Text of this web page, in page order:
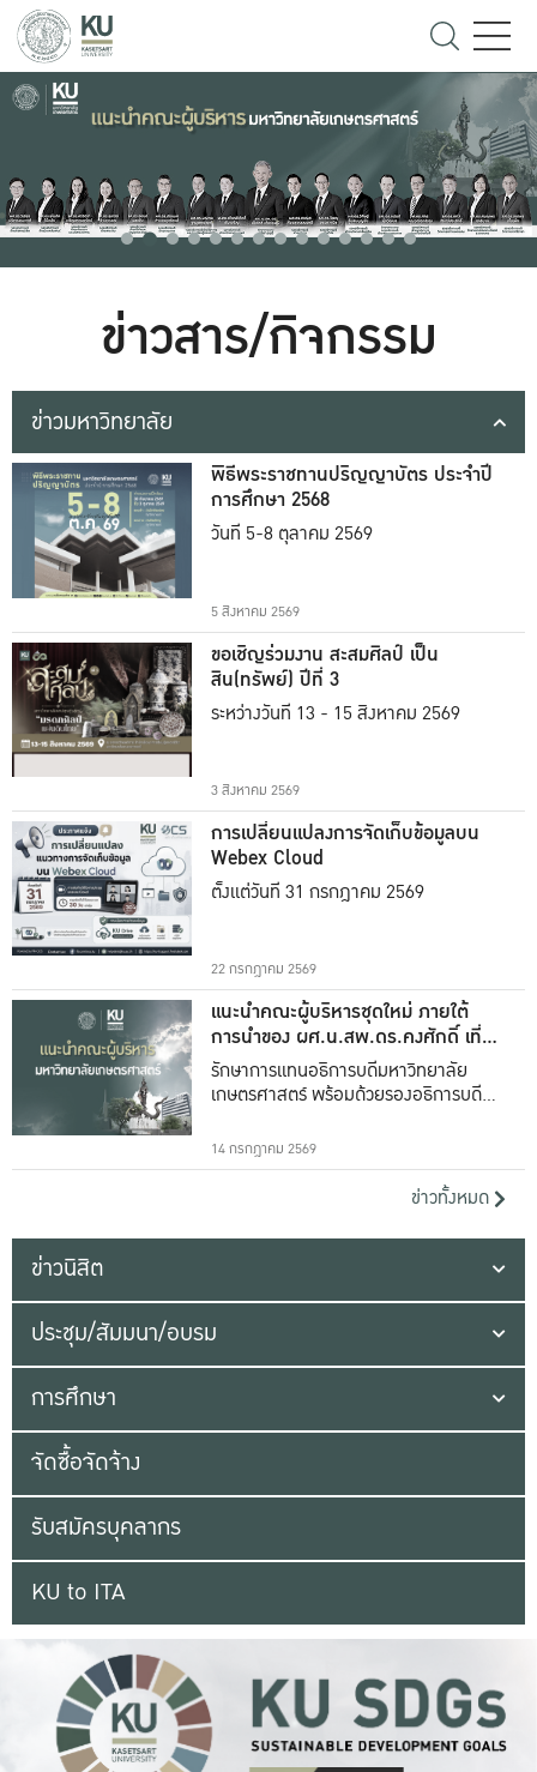
ข่าวสาร/กิจกรรม
ข่าวมหาวิทยาลัย
พิธีพระราชทานปริญญาบัตร ประจำปี
การศึกษา 2568
วันที่ 5-8 ตุลาคม 2569
5 สิงหาคม 2569
ขอเชิญร่วมงาน สะสมศิลป์ เป็น
สิน(ทรัพย์) ปีที่ 3
ระหว่างวันที่ 13 - 15 สิงหาคม 2569
3 สิงหาคม 2569
การเปลี่ยนแปลงการจัดเก็บข้อมูลบน
Webex Cloud
ตั้งแต่วันที่ 31 กรกฎาคม 2569
22 กรกฎาคม 2569
แนะนำคณะผู้บริหารชุดใหม่ ภายใต้
การนำของ ผศ.น.สพ.ดร.คงศักดิ์ เที่ยง
ธรรม
รักษาการแทนอธิการบดีมหาวิทยาลัย
เกษตรศาสตร์ พร้อมด้วยรองอธิการบดีทั้ง
14 กรกฎาคม 2569
ข่าวทั้งหมด
ข่าวนิสิต
ประชุม/สัมมนา/อบรม
การศึกษา
จัดซื้อจัดจ้าง
รับสมัครบุคลากร
KU to ITA